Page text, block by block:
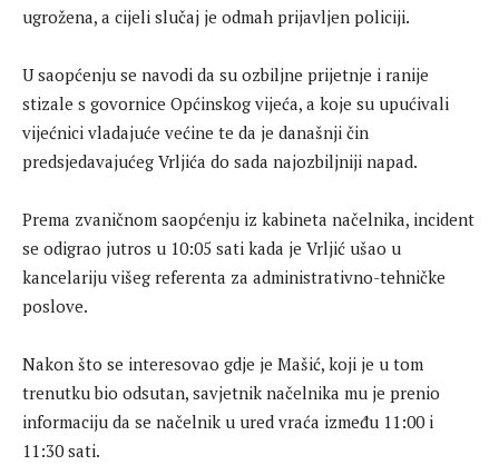
ugrožena, a cijeli slučaj je odmah prijavljen policiji.
U saopćenju se navodi da su ozbiljne prijetnje i ranije
stizale s govornice Općinskog vijeća, a koje su upućivali
vijećnici vladajuće većine te da je današnji čin
predsjedavajućeg Vrljića do sada najozbiljniji napad.
Prema zvaničnom saopćenju iz kabineta načelnika, incident
se odigrao jutros u 10:05 sati kada je Vrljić ušao u
kancelariju višeg referenta za administrativno-tehničke
poslove.
Nakon što se interesovao gdje je Mašić, koji je u tom
trenutku bio odsutan, savjetnik načelnika mu je prenio
informaciju da se načelnik u ured vraća između 11:00 i
11:30 sati.